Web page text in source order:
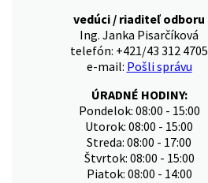
vedúci / riaditeľ odboru
Ing. Janka Pisarčíková
telefón: +421/43 312 4705
e-mail: Pošli správu
ÚRADNÉ HODINY:
Pondelok: 08:00 - 15:00
Utorok: 08:00 - 15:00
Streda: 08:00 - 17:00
Štvrtok: 08:00 - 15:00
Piatok: 08:00 - 14:00